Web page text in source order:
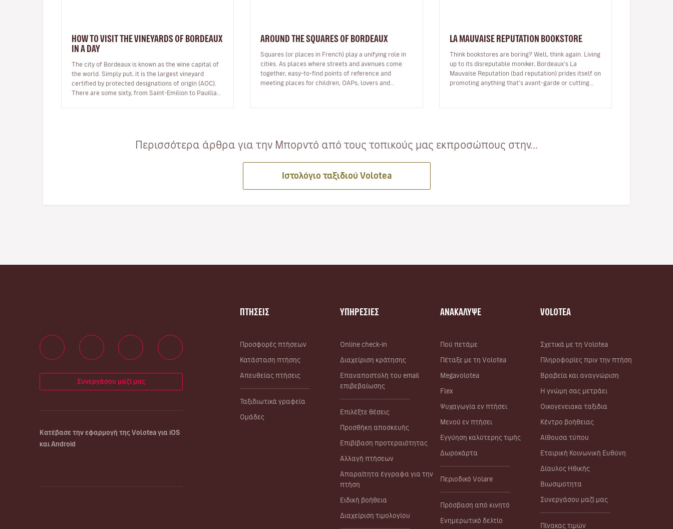
HOW TO VISIT THE VINEYARDS OF BORDEAUX
IN A DAY
The city of Bordeaux is known as the wine capital of
the world. Simply put, it is the largest vineyard
certified by protected designations of origin (AOC).
There are some sixty, from Saint-Emilion to Pauillac,
AROUND THE SQUARES OF BORDEAUX
Squares (or places in French) play a unifying role in
cities. As places where streets and avenues come
together, easy-to-find points of reference and
meeting places for children, OAPs, lovers and
LA MAUVAISE REPUTATION BOOKSTORE
Think bookstores are boring? Well, think again. Living
up to its disreputable moniker, Bordeaux’s La
Mauvaise Reputation (bad reputation) prides itself on
promoting anything that’s avant-garde or cutting
Περισσότερα άρθρα για την Μπορντό από τους τοπικούς μας εκπροσώπους στην...
Ιστολόγιο ταξιδιού Volotea
ΠΤΗΣΕΙΣ
Προσφορές πτήσεων
Κατάσταση πτήσης
Απευθείας πτήσεις
Ταξιδιωτικά γραφεία
Ομάδες
ΥΠΗΡΕΣΙΕΣ
Online check-in
Διαχείριση κράτησης
Επαναποστολή του email
επιβεβαίωσης
Επιλέξτε θέσεις
Προσθήκη αποσκευής
Επιβίβαση προτεραιότητας
Αλλαγή πτήσεων
Απαραίτητα έγγραφα για την
πτήση
Ειδική βοήθεια
Διαχείριση τιμολογίου
ΑΝΑΚΑΛΥΨΕ
Πού πετάμε
Πέταξε με τη Volotea
Megavolotea
Flex
Ψυχαγωγία εν πτήσει
Μενού εν πτήσει
Εγγύηση καλύτερης τιμής
Δωροκάρτα
Περιοδικό Volare
Πρόσβαση από κινητό
Ενημερωτικό δελτίο
VOLOTEA
Σχετικά με τη Volotea
Πληροφορίες πριν την πτήση
Βραβεία και αναγνώριση
Η γνώμη σας μετράει
Οικογενειακα ταξιδια
Κέντρο βοήθειας
Αίθουσα τύπου
Εταιρική Κοινωνική Ευθύνη
Δίαυλος Ηθικής
Βιωσιμοτητα
Συνεργάσου μαζί μας
Πίνακας τιμών
Συνεργάσου μαζί μας
Κατέβασε την εφαρμογή της Volotea για iOS
και Android